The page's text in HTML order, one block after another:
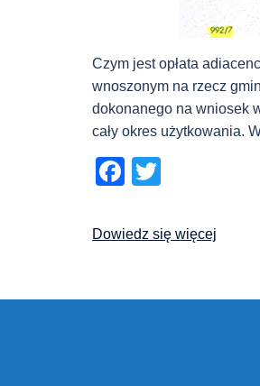
Czym jest opłata
wnoszonym na rzecz
dokonanego na wniosek
cały okres użytkowania.
Facebook
Dowiedz się więcej